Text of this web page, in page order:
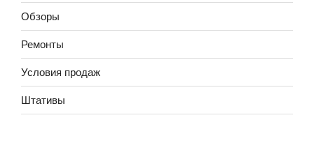
Обзоры
Ремонты
Условия продаж
Штативы